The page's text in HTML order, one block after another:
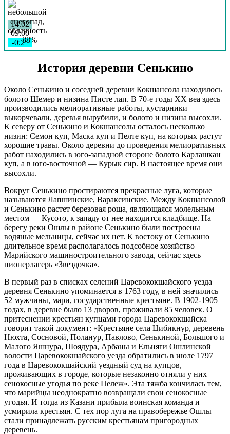
12:04:0000000:1513
здание , расположенного за
, улПолевая , д9
12:04:0000000:1508
Сенькино, в 386и по
направлению на северо-восток
по направлению на северо-
восток от ориентира жилое
здание , расположенного за
пределами участка , дСенькино
, улШкольная , д28
окс
12:04:0000000:1426
Марий Эл, р-н Медведевский, д
Сенькино, д 10
окс
12:04:0000000:1423
Марий Эл, р-н Медведевский, д
окс
12:04:0000000:1427
Сенькино, д 43
окс нет
12:04:0000000:1434
Марий Эл, р-н Медведевский, д
Сенькино, д 54/1
окс нет
12:04:0000000:1517
Марий Эл, р-н Медведевский, д
Сенькино, д 58
окс
12:04:0000000:1424
Марий Эл, р-н Медведевский, д
Сенькино, д 58а
окс
12:04:0000000:1425
Марий Эл, р-н Медведевский, д
Сенькино, д10, улСосновка
12:04:0000000:1428
Марий Эл, р-н Медведевский, д
Сенькино, лагерь Звездочка
окс нет
12:04:1290101:519
Марий Эл, р-н Медведевский, д
Сенькино, начало газопровода -
40 м на северот д№8 по
улПолевая, конец газопровода -
20м на северо-восток от д№7
эпо улЛуговая
окс нет
12:04:0000000:4034
Марий Эл, р-н Медведевский, д
Сенькино, от стены
да,расположенного по
адресу:дСенькино,ул.Школьная,
д20 до здания детского
сада,расположенного по
адресу:дСенькино,ул.Сенькино,
д4
окс нет
12:04:0000000:1430
Марий Эл, р-н Медведевский, д
Сенькино, село сенькино
окс
14.02
09:00
-0.2°
758
14.02
12:00
-0.9°
759
82%
3.1
285°
14.02
15:00
-1.8°
761
79%
3.4
302°
14.02
18:00
-4.4°
763
74%
3.3
299°
14.02
21:00
-6.7°
764
79%
3
300°
История деревни Сенькино
Около Сенькино и соседней деревни Кокшансола находилось
болото Шемер и низина Писте лап. В 70-е годы XX веа здесь
производились мелиоративные работы, кустарники
выкорчевали, деревья вырубили, и болото и низина высохли.
К северу от Сенькино и Кокшансолы осталось несколько
низин: Семон куп, Маска куп и Пелте куп, на которых растут
хорошие травы. Около деревни до проведения мелиоративных
работ находились в юго-западной стороне болото Карлашкан
куп, а в юго-восточной — Курык сир. В настоящее время они
высохли.
Вокруг Сенькино простираются прекрасные луга, которые
называются Лапшинские, Вараксинские. Между Кокшансолой
и Сенькино растет березовая роща, являющаяся молельным
местом — Кусото, к западу от нее находится кладбище. На
берегу реки Ошлы в районе Сенькино были построены
водяные мельницы, сейчас их нет. К востоку от Сенькино
длительное время располагалось подсобное хозяйство
Марийского машиностроительного завода, сейчас здесь —
пионерлагерь «Звездочка».
В первый раз в списках селений Царевококшайского уезда
деревня Сенькино упоминается в 1763 году, в ней значились
52 мужчины, мари, государственные крестьяне. В 1902-1905
годах, в деревне было 13 дворов, проживали 85 человек. О
притеснении крестьян купцами города Царевококшайска
говорит такой документ: «Крестьяне села Цибикнур, деревень
Нюхта, Сосновой, Поланур, Павлово, Сенькиной, Большого и
Малого Яшнура, Шоядура, Арбаны и Ельняги Ошлинской
волости Царевококшайского уезда обратились в июле 1797
года в Царевококшайский уездный суд на купцов,
проживающих в городе, которые незаконно отняли у них
сенокосные угодья по реке Пележ». Эта тяжба кончилась тем,
что марийцы неоднократно возвращали свои сенокосные
угодья. И тогда из Казани прибыла воинская команда и
усмирила крестьян. С тех пор луга на правобережье Ошлы
стали принадлежать русским крестьянам пригородных
деревень.